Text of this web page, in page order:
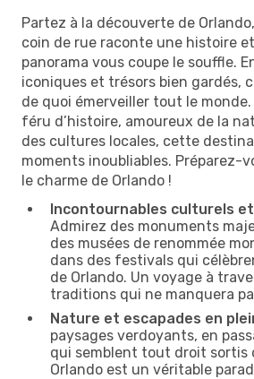
Partez à la découverte de
coin de rue raconte une histoire
panorama vous coupe le souffle.
iconiques et trésors bien gardés,
de quoi émerveiller tout le monde.
féru d’histoire, amoureux de la
des cultures locales, cette
moments inoubliables. Préparez-
le charme de Orlando !
Incontournables culturels
Admirez des monuments
des musées de renommée
dans des festivals qui
de Orlando. Un voyage à
traditions qui ne manquera
Nature et escapades en
paysages verdoyants, en
qui semblent tout droit sortis
Orlando est un véritable